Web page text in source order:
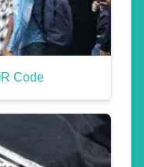
Code